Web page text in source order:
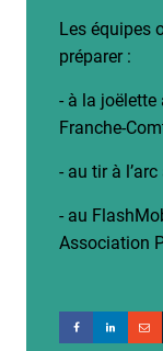
Les équipes
préparer :
- à la joëlette
Franche-
- au tir à
- au
Association